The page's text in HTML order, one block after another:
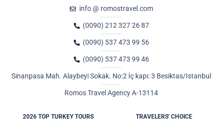
info @ romostravel.com
(0090) 212 327 26 87
(0090) 537 473 99 56
(0090) 537 473 99 46
Sinanpasa Mah. Alaybeyi Sokak. No:2 İç kapı: 3 Besiktas/Istanbul
Romos Travel Agency A-13114
2026 TOP TURKEY TOURS TRAVELERS' CHOICE